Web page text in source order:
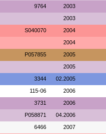
9764 2003
2003
S040070 2004
2004
P057855 2005
2005
3344 02.2005
115-06 2006
3731 2006
P058871 04.2006
6466 2007